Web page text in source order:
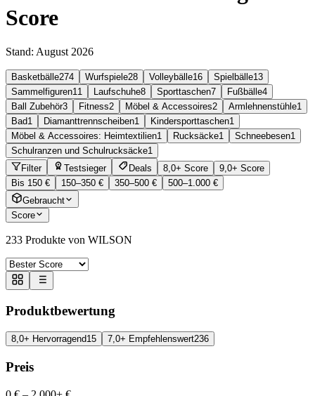
Score
Stand: August 2026
Basketbälle274 Wurfspiele28 Volleybälle16 Spielbälle13
Sammelfiguren11 Laufschuhe8 Sporttaschen7 Fußbälle4
Ball Zubehör3 Fitness2 Möbel & Accessoires2 Armlehnenstühle1
Bad1 Diamanttrennscheiben1 Kindersporttaschen1
Möbel & Accessoires: Heimtextilien1 Rucksäcke1 Schneebesen1
Schulranzen und Schulrucksäcke1
Filter
Testsieger Deals 8,0+ Score
9,0+ Score
Bis 150 €
150–350 € 350–500 €
500–1.000 €
Gebraucht
Score
233 Produkte von WILSON
Produktbewertung
8,0+ Hervorragend15 7,0+ Empfehlenswert236
Preis